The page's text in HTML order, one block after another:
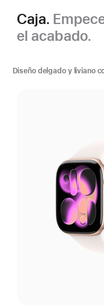
Caja.
el acabado.
Diseño delgado y liviano